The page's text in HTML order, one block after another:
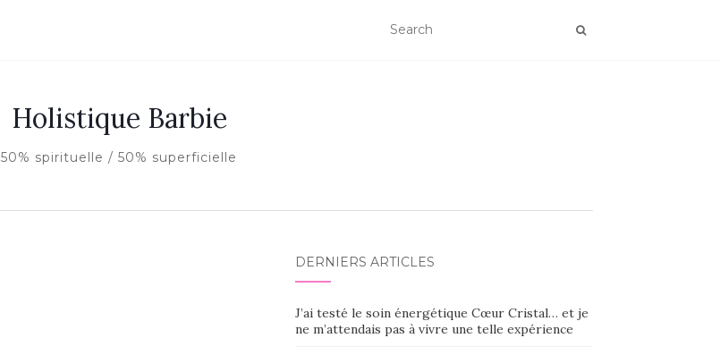
Holistique Barbie
50% spirituelle / 50% superficielle
DERNIERS ARTICLES
J’ai testé le soin énergétique Cœur Cristal… et je
ne m’attendais pas à vivre une telle expérience